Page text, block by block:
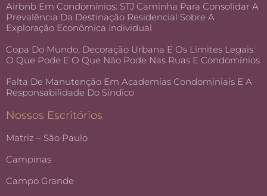
Airbnb Em Condomínios: STJ Caminha Para Consolidar A
Prevalência Da Destinação Residencial Sobre A
Exploração Econômica Individual
Copa Do Mundo, Decoração Urbana E Os Limites Legais:
O Que Pode E O Que Não Pode Nas Ruas E Condomínios
Falta De Manutenção Em Academias Condominiais E A
Responsabilidade Do Síndico
Nossos Escritórios
Matriz – São Paulo
Campinas
Campo Grande